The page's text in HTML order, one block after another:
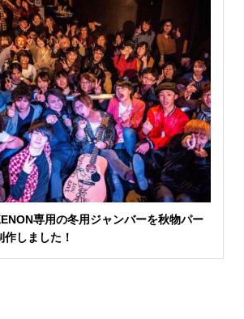
専用の冬用ジャンバーを秋物パー
しました！